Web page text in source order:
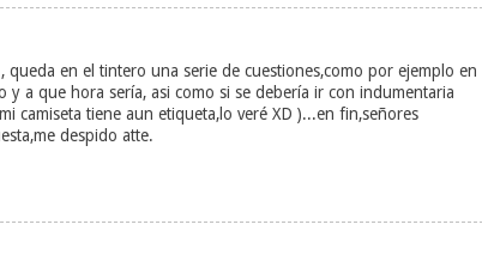
en el tintero una serie de cuestiones,como por ejemplo en
a que hora sería, asi como si se debería ir con indumentaria
camiseta tiene aun etiqueta,lo veré XD )...en fin,señores
despido atte.